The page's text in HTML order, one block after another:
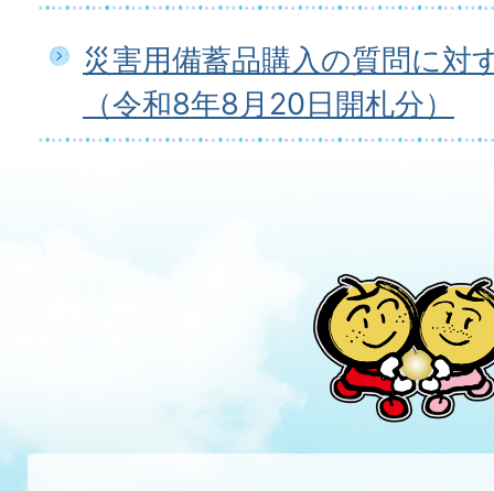
災害用備蓄品購入の質問に対
（令和8年8月20日開札分）